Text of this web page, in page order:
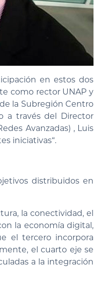
en estos dos
como rector UNAP y
la Subregión Centro
a través del Director
Avanzadas) , Luis
iniciativas“.
distribuidos en
la conectividad, el
la economía digital,
el tercero incorpora
el cuarto eje se
a la integración